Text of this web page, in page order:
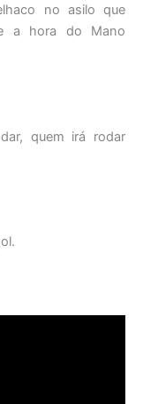
no asilo que
a hora do Mano
quem irá rodar